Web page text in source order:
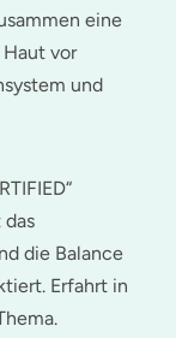
eine
vor
und
das
die Balance
Erfahrt in